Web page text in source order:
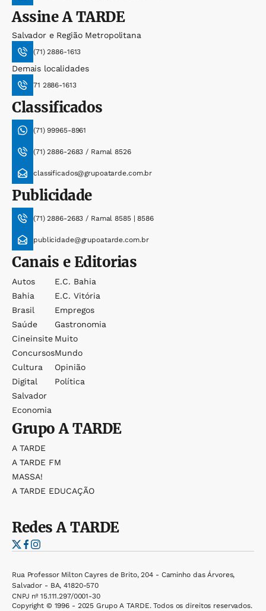
AssineA TARDE
Salvador e Região Metropolitana
(71) 2886-1613
Demais localidades
71 2886-1613
Classificados
(71) 99965-8961
(71) 2886-2683 / Ramal 8526
classificados@grupoatarde.com.br
Publicidade
(71) 2886-2683 / Ramal 8585 | 8586
publicidade@grupoatarde.com.br
Canais e Editorias
Autos
Bahia
Brasil
Saúde
Cineinsite
Concursos
Cultura
Digital
Salvador
Economia
E.c. Bahia
E.c. Vitória
Empregos
Gastronomia
Muito
Mundo
Opinião
Política
GrupoA TARDE
A TARDE
A TARDE FM
MASSA!
A TARDE EDUCAÇÃO
RedesA TARDE
Rua Professor Milton Cayres de Brito, 204 - Caminho das Árvores,
Salvador - BA, 41820-570
CNPJ nº 15.111.297/0001-30
Copyright © 1996 - 2025 Grupo A TARDE. Todos os direitos reservados.